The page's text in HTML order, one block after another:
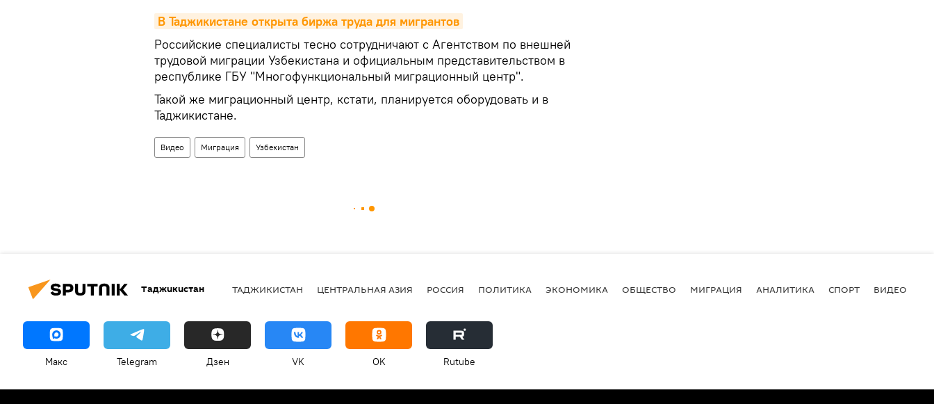
В Таджикистане открыта биржа труда для мигрантов
Российские специалисты тесно сотрудничают с Агентством по внешней
трудовой миграции Узбекистана и официальным представительством в
республике ГБУ "Многофункциональный миграционный центр".
Такой же миграционный центр, кстати, планируется оборудовать и в
Таджикистане.
Видео Миграция Узбекистан
Таджикистан ТАДЖИКИСТАН ЦЕНТРАЛЬНАЯ АЗИЯ РОССИЯ ПОЛИТИКА ЭКОНОМИКА ОБЩЕСТВО МИГРАЦИЯ АНАЛИТИКА СПОРТ ВИДЕО
Макс Telegram Дзен VK OK Rutube